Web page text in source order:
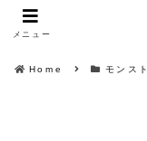
Home モンスト
メニュー